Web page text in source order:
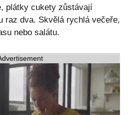
plátky cukety zůstávají
raz dva. Skvělá rychlá večeře,
nebo salátu.